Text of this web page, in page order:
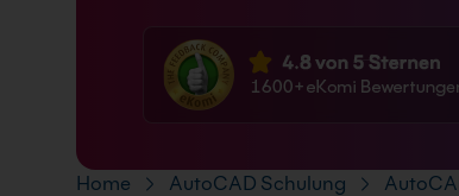
Pfad-Navigation
Home AutoCAD Schulung